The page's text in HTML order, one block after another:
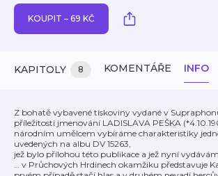
KOUPIT – 69 KČ
KAPITOLY 8 KOMENTÁŘE INFO
Z bohatě vybavené tiskoviny vydané v
příležitosti jmenování LADISLAVA PEŠKA
národním umělcem vybíráme charakteristiky
uvedených na albu DV 15263,
jež bylo přílohou této publikace a jež nyní
… v Průchových Hrdinech okamžiku představuje